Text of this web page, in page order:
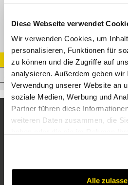
Diese Webseite verwendet
Wir verwenden Cookies, um
personalisieren, Funktionen für
zu können und die Zugriffe auf
analysieren. Außerdem geben
Verwendung unserer Website an
soziale Medien, Werbung und
Partner führen diese
weiteren Daten zusammen, die
Alle
Artikel Nr.
A.WM08WFP08LG26